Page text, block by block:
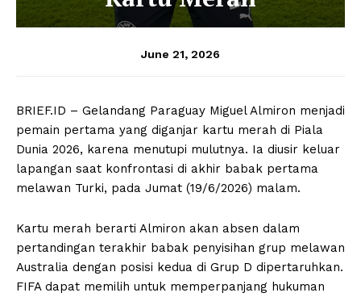
June 21, 2026
BRIEF.ID – Gelandang Paraguay Miguel Almiron menjadi
pemain pertama yang diganjar kartu merah di Piala
Dunia 2026, karena menutupi mulutnya. Ia diusir keluar
lapangan saat konfrontasi di akhir babak pertama
melawan Turki, pada Jumat (19/6/2026) malam.
Kartu merah berarti Almiron akan absen dalam
pertandingan terakhir babak penyisihan grup melawan
Australia dengan posisi kedua di Grup D dipertaruhkan.
FIFA dapat memilih untuk memperpanjang hukuman